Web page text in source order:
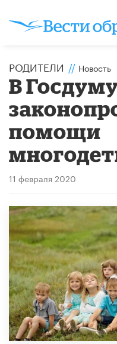
РОДИТЕЛИ // Новость
В
помощи
11 февраля 2020